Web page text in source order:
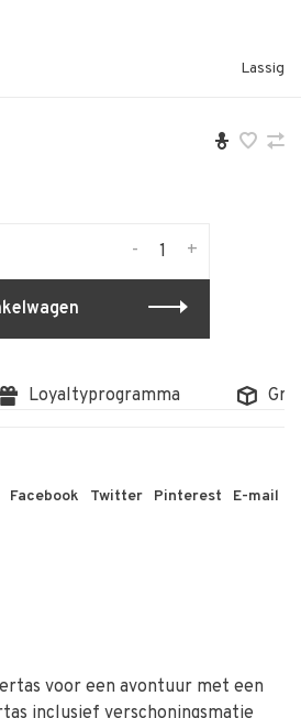
Lassig
+
-
Loyaltyprogramma
Facebook Twitter Pinterest E-mail
voor een avontuur met een
inclusief verschoningsmatje